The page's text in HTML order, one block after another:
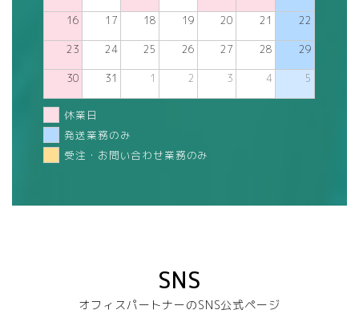
16 17 18 19 20 21 22
23 24 25 26 27 28 29
30 31 1 2 3 4 5
休業日
発送業務のみ
受注・お問い合わせ業務のみ
SNS
オフィスパートナーのSNS公式ページ